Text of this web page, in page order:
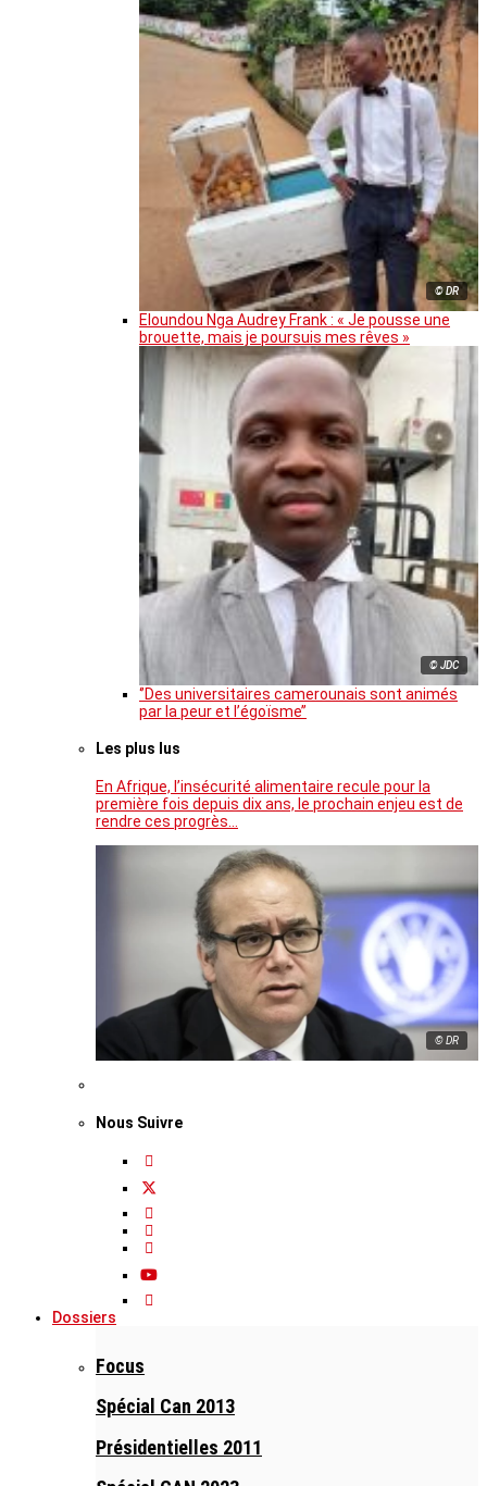
© DR
Eloundou Nga Audrey Frank : « Je pousse une
brouette, mais je poursuis mes rêves »
© JDC
‘’Des universitaires camerounais sont animés
par la peur et l’égoïsme’’
Les plus lus
En Afrique, l’insécurité alimentaire recule pour la
première fois depuis dix ans, le prochain enjeu est de
rendre ces progrès…
© DR
Nous Suivre
Dossiers
Focus
Spécial Can 2013
Présidentielles 2011